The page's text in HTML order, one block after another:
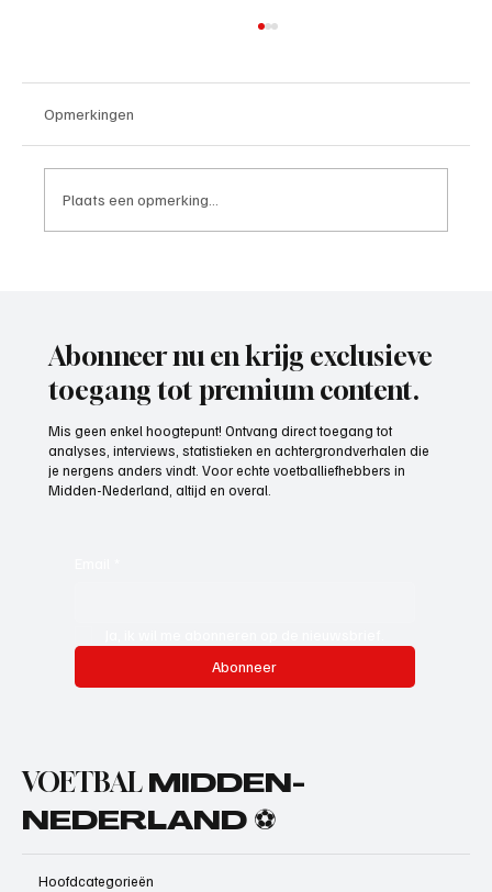
Opmerkingen
Plaats een opmerking...
Abonneer nu en krijg exclusieve
toegang tot premium content.
Mis geen enkel hoogtepunt! Ontvang direct toegang tot
analyses, interviews, statistieken en achtergrondverhalen die
je nergens anders vindt. Voor echte voetballiefhebbers in
Midden-Nederland, altijd en overal.
Abonneer
VOETBAL MIDDEN-
NEDERLAND ⚽
Hoofdcategorieën